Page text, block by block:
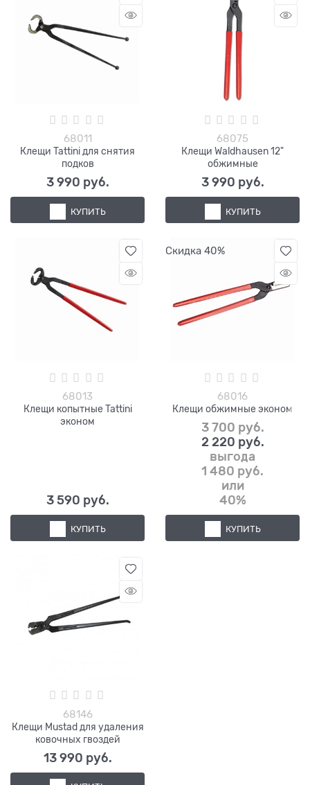
68011
Клещи Tattini для снятия
подков
3 990 руб.
КУПИТЬ
68075
Клещи Waldhausen 12"
обжимные
3 990 руб.
КУПИТЬ
68013
Клещи копытные Tattini
эконом
3 590 руб.
КУПИТЬ
Скидка 40%
68016
Клещи обжимные эконом
3 700 руб.
2 220 руб.
выгода
1 480 руб.
или
40%
КУПИТЬ
68146
Клещи Mustad для удаления
ковочных гвоздей
13 990 руб.